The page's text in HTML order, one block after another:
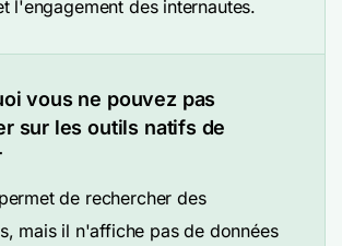
l'engagement des internautes.
vous ne pouvez pas
sur les outils natifs de
de rechercher des
mais il n'affiche pas de données